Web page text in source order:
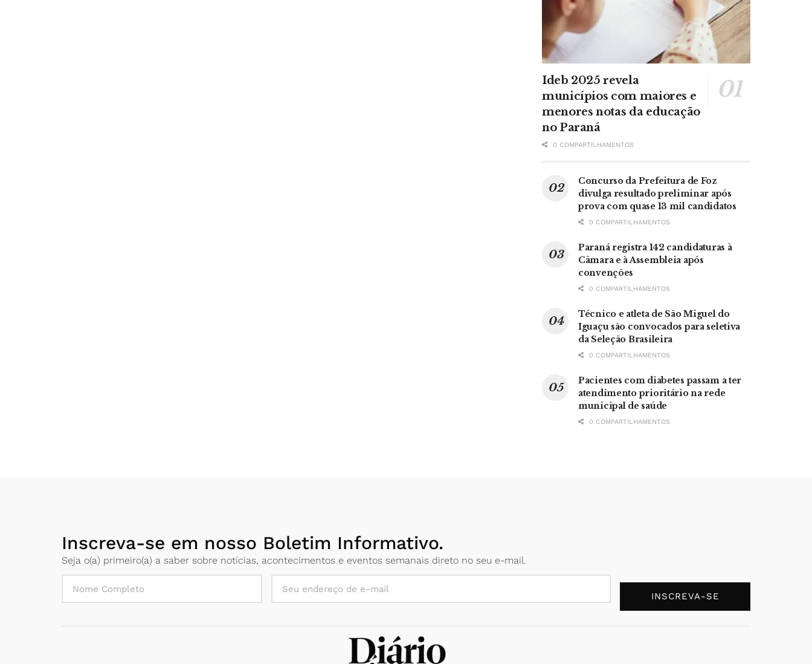
Ideb 2025 revela
municípios com maiores e
menores notas da educação
no Paraná
0 COMPARTILHAMENTOS
Concurso da Prefeitura de Foz
divulga resultado preliminar após
prova com quase 13 mil candidatos
0 COMPARTILHAMENTOS
Paraná registra 142 candidaturas à
Câmara e à Assembleia após
convenções
0 COMPARTILHAMENTOS
Técnico e atleta de São Miguel do
Iguaçu são convocados para seletiva
da Seleção Brasileira
0 COMPARTILHAMENTOS
Pacientes com diabetes passam a ter
atendimento prioritário na rede
municipal de saúde
0 COMPARTILHAMENTOS
Inscreva-se em nosso Boletim Informativo.
Seja o(a) primeiro(a) a saber sobre notícias, acontecimentos e eventos semanais direto no seu e-mail.
INSCREVA-SE